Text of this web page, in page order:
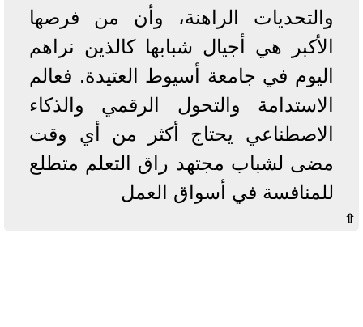
والتحديات الراهنة، وأن من فرصها
الأكبر هي أجيال شبابها كالذين نراهم
اليوم في جامعة أسيوط العتيدة. فعالم
الاستدامة والتحول الرقمي والذكاء
الاصطناعي يحتاج أكثر من أي وقت
مضى لشباب مجتهد راق التعلم متطلع
للمنافسة في أسواق العمل
⇧